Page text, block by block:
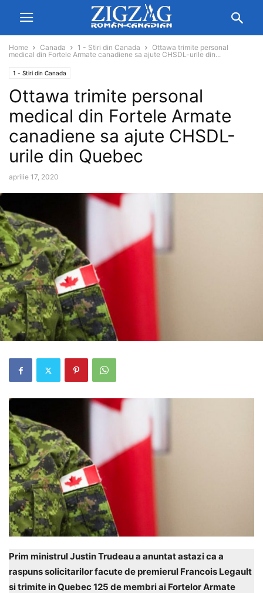
Home Canada 1 - Stiri din Canada
Ottawa trimite personal
medical din Fortele Armate canadiene sa ajute CHSDL-urile din...
1 - Stiri din Canada
Ottawa trimite personal
medical din Fortele Armate
canadiene sa ajute CHSDL-
urile din Quebec
aprilie 17, 2020
Prim ministrul Justin Trudeau a anuntat astazi ca a
raspuns solicitarilor facute de premierul Francois Legault
si trimite in Quebec 125 de membri ai Fortelor Armate